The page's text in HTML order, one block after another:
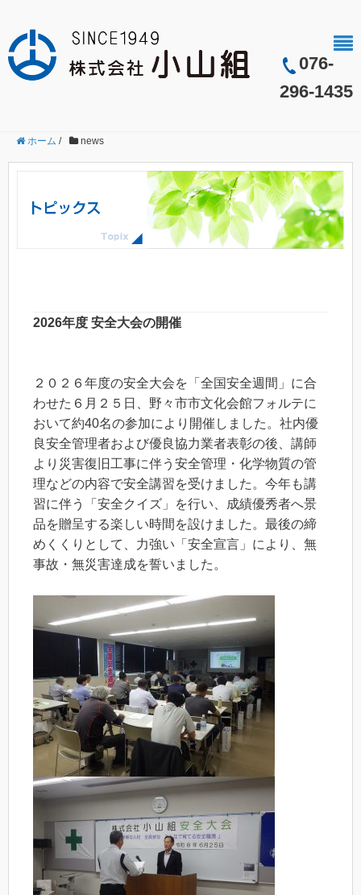
076-
296-1435
ホーム / news
2026年度 安全大会の開催
２０２６年度の安全大会を「全国安全週間」に合
わせた６月２５日、野々市市文化会館フォルテに
おいて約40名の参加により開催しました。社内優
良安全管理者および優良協力業者表彰の後、講師
より災害復旧工事に伴う安全管理・化学物質の管
理などの内容で安全講習を受けました。今年も講
習に伴う「安全クイズ」を行い、成績優秀者へ景
品を贈呈する楽しい時間を設けました。最後の締
めくくりとして、力強い「安全宣言」により、無
事故・無災害達成を誓いました。